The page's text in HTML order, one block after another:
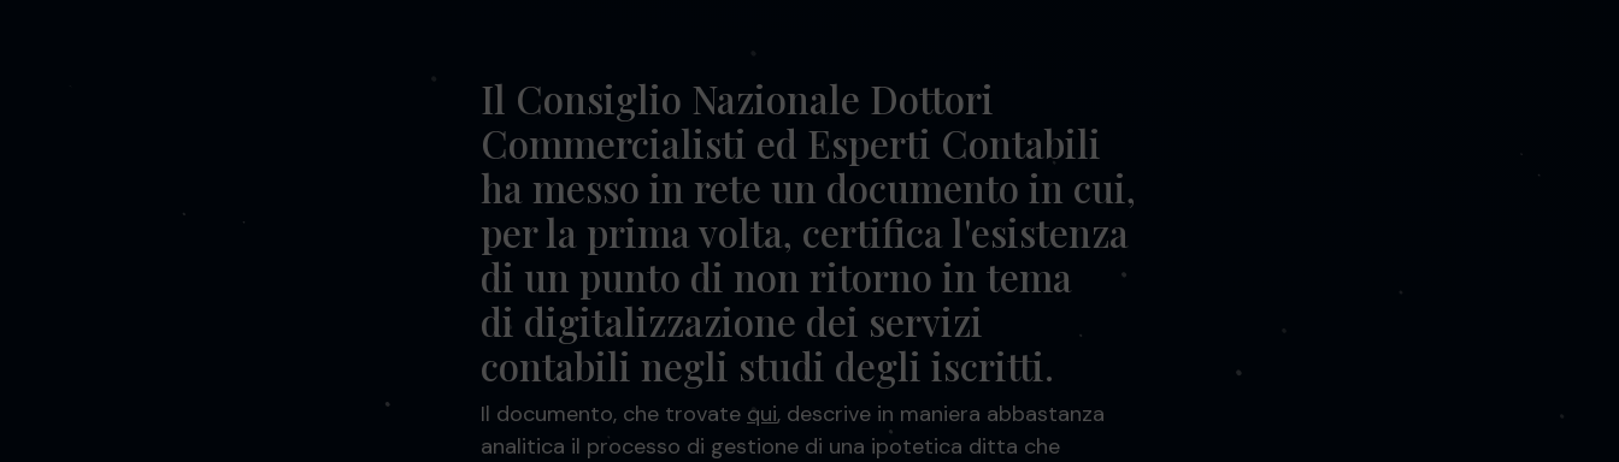
Il Consiglio Nazionale Dottori
Commercialisti ed Esperti Contabili
ha messo in rete un documento in cui,
per la prima volta, certifica l'esistenza
di un punto di non ritorno in tema
di digitalizzazione dei servizi
contabili negli studi degli iscritti.
Il documento, che trovate qui, descrive in maniera abbastanza
analitica il processo di gestione di una ipotetica ditta che